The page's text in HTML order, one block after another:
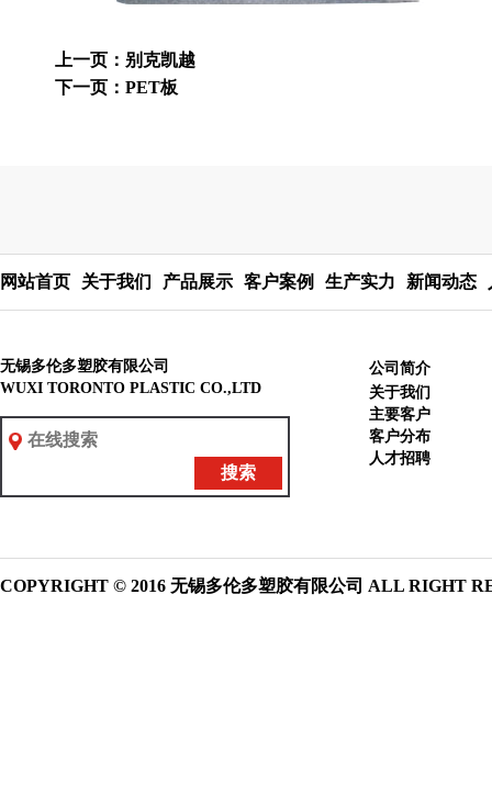
上一页：别克凯越
下一页：PET板
网站首页 关于我们 产品展示 客户案例 生产实力 新闻动态
无锡多伦多塑胶有限公司
WUXI TORONTO PLASTIC CO.,LTD
搜索
公司简介
关于我们
主要客户
客户分布
人才招聘
COPYRIGHT © 2016 无锡多伦多塑胶有限公司 ALL RIGHT